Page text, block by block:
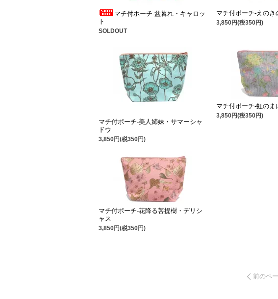
マチ付ポーチ-盆暮れ・キャロッ
ト
SOLDOUT
マチ付ポーチ-えのき
3,850円(税350円)
マチ付ポーチ-美人姉妹・サマーシャ
ドウ
3,850円(税350円)
マチ付ポーチ-虹のま
3,850円(税350円)
マチ付ポーチ-花降る菩提樹・デリシ
ャス
3,850円(税350円)
前のペ